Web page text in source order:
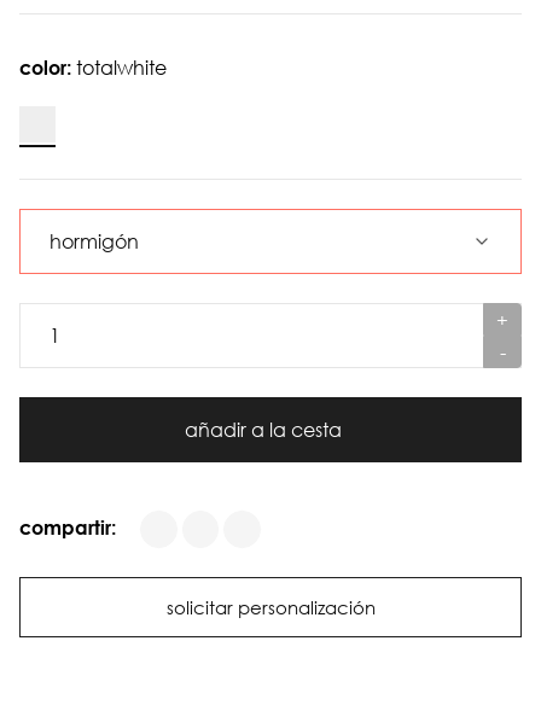
color: totalwhite
+
-
añadir a la cesta
compartir:
solicitar personalización